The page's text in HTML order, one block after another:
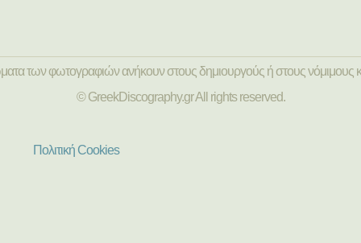
των φωτογραφιών ανήκουν στους δημιουργούς ή στους νόμιμους
© GreekDiscography.gr All rights reserved.
Πολιτική Cookies